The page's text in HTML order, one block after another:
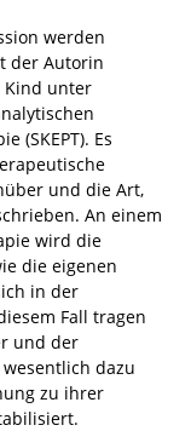
werden
der Autorin
Kind unter
(SKEPT). Es
und die Art,
An einem
wird die
die eigenen
in der
Fall tragen
und der
dazu
zu ihrer